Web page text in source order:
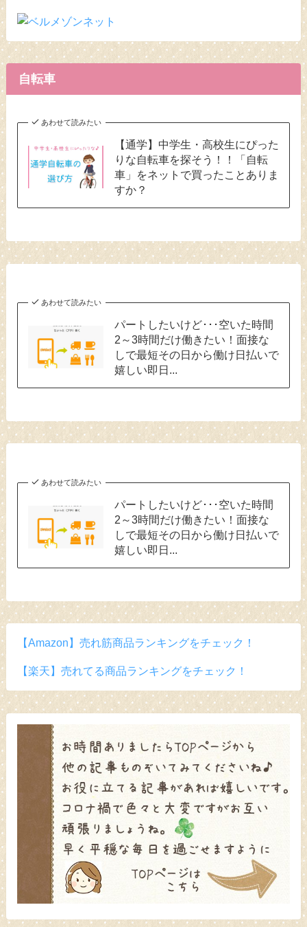
自転車
あわせて読みたい
【通学】中学生・高校生にぴった
りな自転車を探そう！！「自転
車」をネットで買ったことありま
すか？
あわせて読みたい
パートしたいけど･･･空いた時間
2～3時間だけ働きたい！面接な
しで最短その日から働け日払いで
嬉しい即日...
あわせて読みたい
パートしたいけど･･･空いた時間
2～3時間だけ働きたい！面接な
しで最短その日から働け日払いで
嬉しい即日...
【Amazon】売れ筋商品ランキングをチェック！
【楽天】売れてる商品ランキングをチェック！